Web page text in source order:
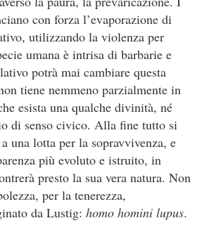
con forza l’evaporazione di
utilizzando la violenza per
umana è intrisa di barbarie e
potrà mai cambiare questa
tiene nemmeno parzialmente in
esista una qualche divinità, né
di senso civico. Alla fine tutto si
una lotta per la sopravvivenza, e
più evoluto e istruito, in
presto la sua vera natura. Non
per la tenerezza,
da Lustig: homo homini lupus.